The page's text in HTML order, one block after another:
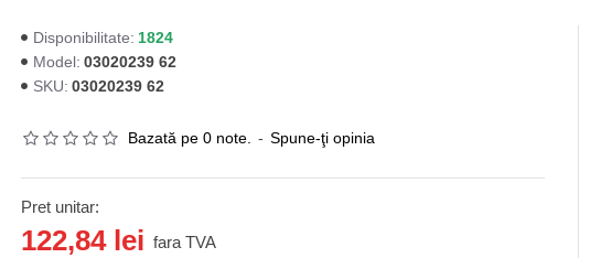
Disponibilitate: 1824
Model: 03020239 62
SKU: 03020239 62
Bazată pe 0 note. - Spune-ţi opinia
Pret unitar:
122,84 lei fara TVA